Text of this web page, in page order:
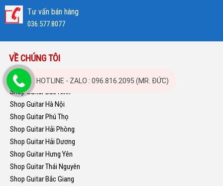
Tư vấn bán hàng
036.577.8077
VỀ CHÚNG TÔI
Hướng dẫn thanh toán
Shop Guitar Bắc Ninh
Shop Guitar Hà Nội
Shop Guitar Phú Thọ
Shop Guitar Hải Phòng
Shop Guitar Hải Dương
Shop Guitar Hưng Yên
Shop Guitar Thái Nguyên
Shop Guitar Bắc Giang
HOTLINE - ZALO : 096.816.2095 (MR. ĐỨC)